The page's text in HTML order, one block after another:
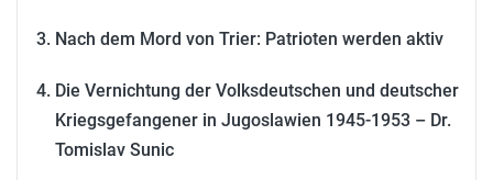
Nach dem Mord von Trier: Patrioten werden aktiv
Die Vernichtung der Volksdeutschen und deutscher
Kriegsgefangener in Jugoslawien 1945-1953 – Dr.
Tomislav Sunic